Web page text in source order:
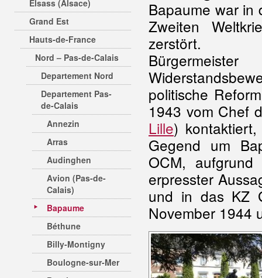
Elsass (Alsace)
Grand Est
Hauts-de-France
Nord – Pas-de-Calais
Departement Nord
Departement Pas-
de-Calais
Annezin
Arras
Audinghen
Avion (Pas-de-
Calais)
Bapaume
Béthune
Billy-Montigny
Boulogne-sur-Mer
Bapaume war in
Zweiten
zerstört.
politische
1943 vom Chef
Lille)
Gegend um
OCM,
erpresster
und in das KZ
November 1944